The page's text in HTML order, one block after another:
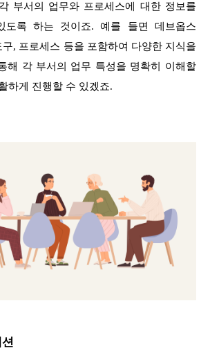
부서의 업무와 프로세스에 대한 정보를
도록 하는 것이죠. 예를 들면 데브옵스
, 프로세스 등을 포함하여 다양한 지식을
해 각 부서의 업무 특성을 명확히 이해할
하게 진행할 수 있겠죠.